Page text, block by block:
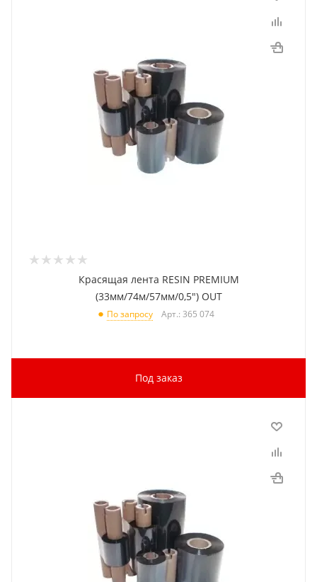
Красящая лента RESIN PREMIUM
(33мм/74м/57мм/0,5") OUT
По запросу Арт.: 365 074
Под заказ